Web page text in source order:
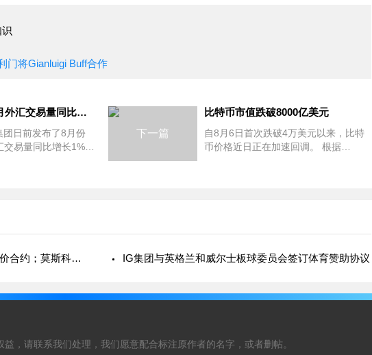
门将Gianluigi Buff合作
CLS集团报告8月外汇交易量同比增长1%
团日前发布了8月份
易量同比增长1%，
下一篇
比特币市值跌破8000亿美元
自8月6日首次跌破4万美元以来，比特
币价格近日正在加速回调。 根据
今日要闻：FCA责令EverFX停止差价合约；莫斯科交易所新增2 IG集团与英格兰和威尔士板球委员会签订体育赞助协议
，请联系我们处理，我们愿意配合标注原作者的名字，或者删帖。